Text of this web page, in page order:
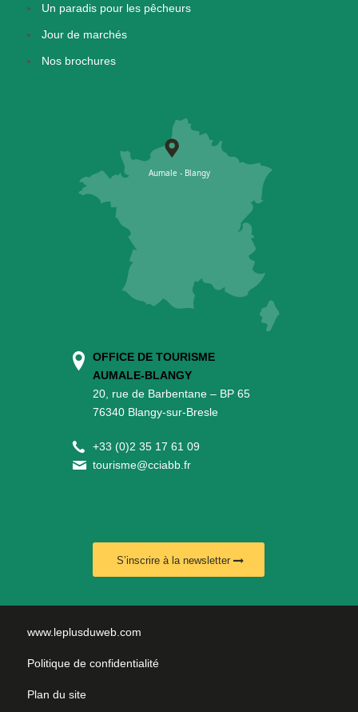
Un paradis pour les pêcheurs
Jour de marchés
Nos brochures
OFFICE DE TOURISME
AUMALE-BLANGY
20, rue de Barbentane – BP 65
76340 Blangy-sur-Bresle
+33 (0)2 35 17 61 09
tourisme@cciabb.fr
S’inscrire à la newsletter
www.leplusduweb.com
Politique de confidentialité
Plan du site